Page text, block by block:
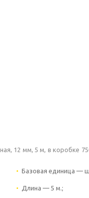
12 мм, 5 м, в коробке
Базовая единица —
Длина — 5 м.;